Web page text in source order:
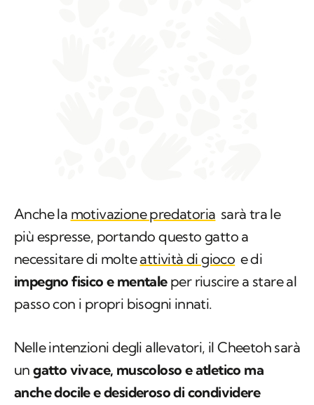
Anche la motivazione predatoria sarà tra le
più espresse, portando questo gatto a
necessitare di molteattività di gioco e di
impegno fisico e mentaleper riuscire a stare al
passo con i propri bisogni innati.
Nelle intenzioni degli allevatori, il Cheetoh sarà
ungatto vivace, muscoloso e atletico ma
anche docile e desideroso di condividere